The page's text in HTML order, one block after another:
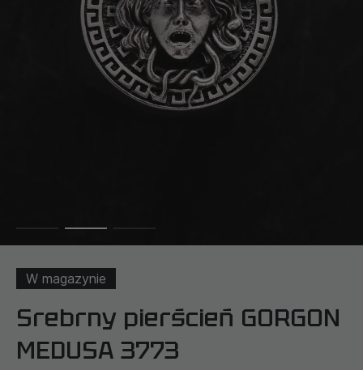
W magazynie
Srebrny pierścień GORGON
MEDUSA 3773